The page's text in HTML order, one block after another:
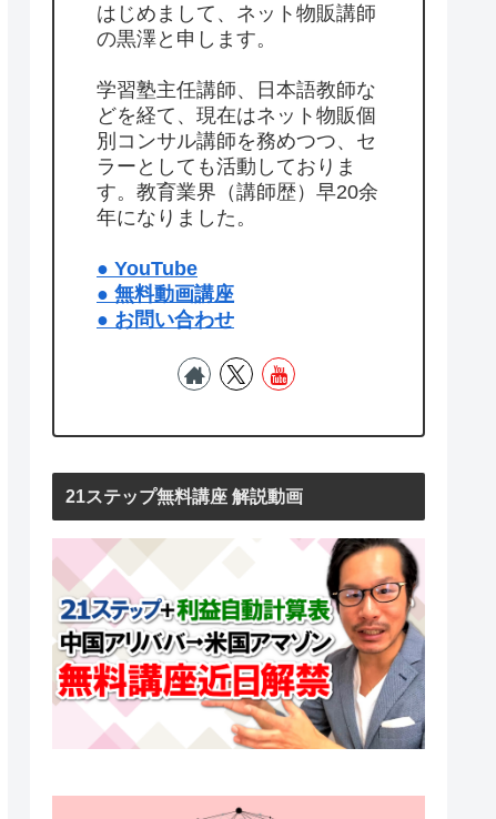
はじめまして、ネット物販講師
の黒澤と申します。
学習塾主任講師、日本語教師な
どを経て、現在はネット物販個
別コンサル講師を務めつつ、セ
ラーとしても活動しておりま
す。教育業界（講師歴）早20余
年になりました。
● YouTube
● 無料動画講座
● お問い合わせ
21ステップ無料講座 解説動画